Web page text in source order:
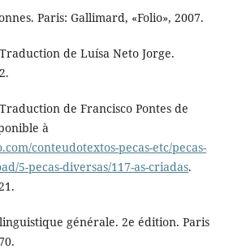
Paris: Gallimard, «Folio», 2007.
de Luísa Neto Jorge.
de Francisco Pontes de
à
conteudotextos-pecas-etc/pecas-
5-pecas-diversas/117-as-criadas.
linguistique générale. 2e édition. Paris